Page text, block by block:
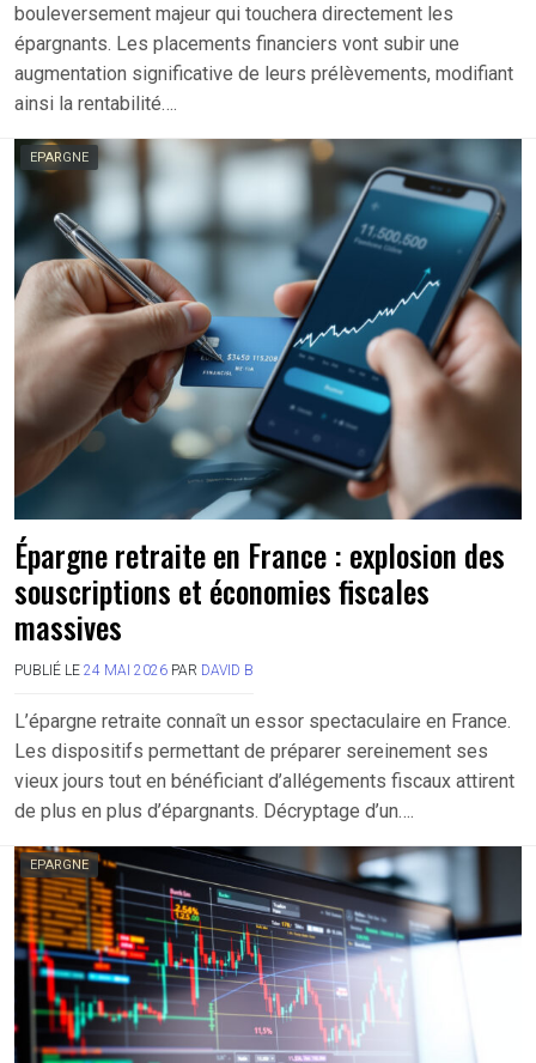
bouleversement majeur qui touchera directement les
épargnants. Les placements financiers vont subir une
augmentation significative de leurs prélèvements, modifiant
ainsi la rentabilité….
EPARGNE
Épargne retraite en France : explosion des
souscriptions et économies fiscales
massives
PUBLIÉ LE 24 MAI 2026 PAR DAVID B
L’épargne retraite connaît un essor spectaculaire en France.
Les dispositifs permettant de préparer sereinement ses
vieux jours tout en bénéficiant d’allégements fiscaux attirent
de plus en plus d’épargnants. Décryptage d’un….
EPARGNE